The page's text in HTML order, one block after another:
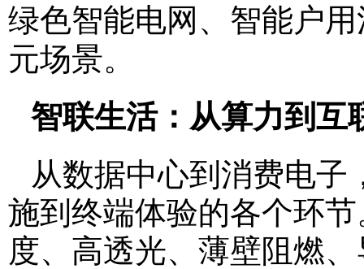
绿色智能电网、智能户
元场景。
智联生活：从算力到互
从数据中心到消费电
施到终端体验的各个环
度、高透光、薄壁阻燃